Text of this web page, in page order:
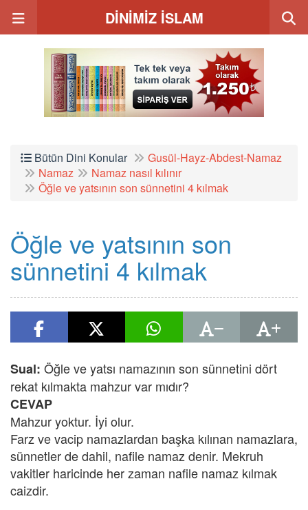
DİNİMİZ İSLAM
Bütün Dini Konular
Gusül-Hayz-Abdest-Namaz
Namaz
Namaz nasıl kılınır
Öğle ve yatsının son sünnetini 4 kılmak
Öğle ve yatsının son
sünnetini 4 kılmak
Sual: Öğle ve yatsı namazının son sünnetini dört
rekat kılmakta mahzur var mıdır?
CEVAP
Mahzur yoktur. İyi olur.
Farz ve vacip namazlardan başka kılınan namazlara,
sünnetler de dahil, nafile namaz denir. Mekruh
vakitler haricinde her zaman nafile namaz kılmak
caizdir.